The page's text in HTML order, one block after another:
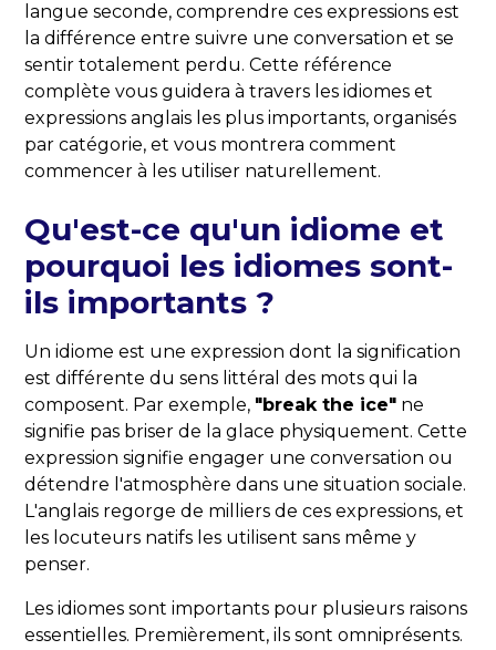
langue seconde, comprendre ces expressions est
la différence entre suivre une conversation et se
sentir totalement perdu. Cette référence
complète vous guidera à travers les idiomes et
expressions anglais les plus importants, organisés
par catégorie, et vous montrera comment
commencer à les utiliser naturellement.
Qu'est-ce qu'un idiome et
pourquoi les idiomes sont-
ils importants ?
Un idiome est une expression dont la signification
est différente du sens littéral des mots qui la
composent. Par exemple, "break the ice" ne
signifie pas briser de la glace physiquement. Cette
expression signifie engager une conversation ou
détendre l'atmosphère dans une situation sociale.
L'anglais regorge de milliers de ces expressions, et
les locuteurs natifs les utilisent sans même y
penser.
Les idiomes sont importants pour plusieurs raisons
essentielles. Premièrement, ils sont omniprésents.